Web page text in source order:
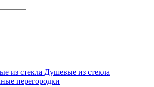
Душевые из стекла
перегородки